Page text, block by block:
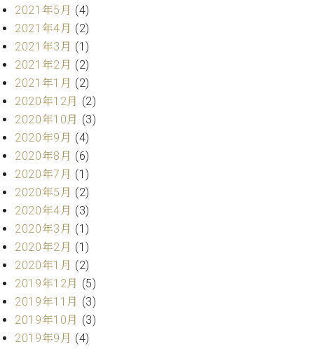
ア
プ
ラ
イ
ト
ピ
ア
ノ
C.
ベ
ヒ
シ
ュ
タ
イ
ン
ア
カ
デ
ミ
楽
教
ピ
ア
ノ
の
コ
ン
ェ
ル
ジ
ュ
ア
セ
ス
セン
トラ
ム東
京の
2021年5月 (4)
2021年4月 (2)
2021年3月 (1)
2021年2月 (2)
2021年1月 (2)
2020年12月 (2)
2020年10月 (3)
2020年9月 (4)
2020年8月 (6)
2020年7月 (1)
2020年5月 (2)
2020年4月 (3)
2020年3月 (1)
2020年2月 (1)
2020年1月 (2)
2019年12月 (5)
2019年11月 (3)
2019年10月 (3)
2019年9月 (4)